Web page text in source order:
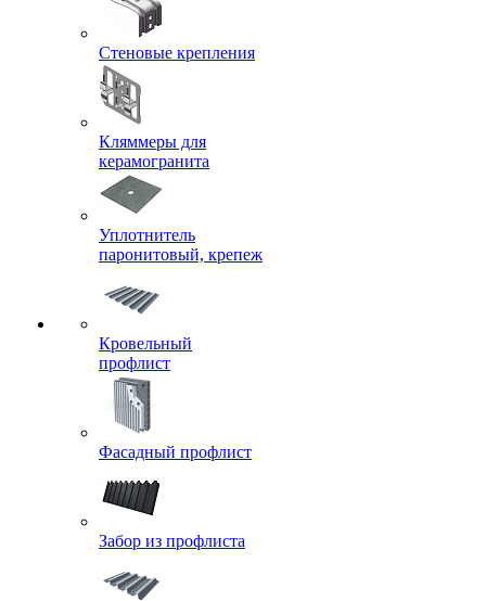
Стеновые крепления
Кляммеры для
керамогранита
Уплотнитель
паронитовый, крепеж
Кровельный
профлист
Фасадный профлист
Забор из профлиста